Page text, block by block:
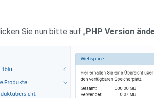
Sie nun bitte auf „ PHP Version